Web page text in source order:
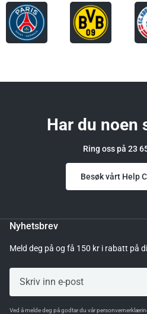
Har du noen
Ring oss på 23
Besøk vårt Help
Nyhetsbrev
Meld deg på og få 150 kr i rabatt på
Ved å melde deg på godtar du vår